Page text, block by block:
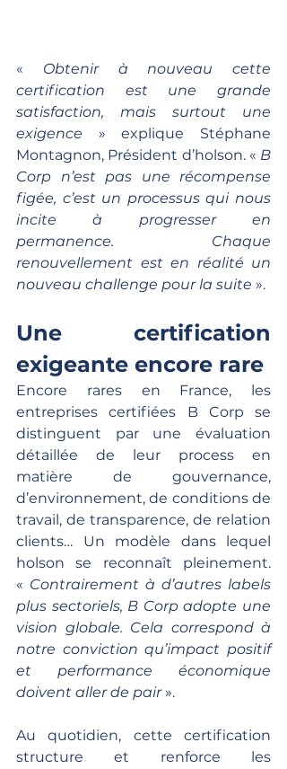
« Obtenir à nouveau cette
certification est une grande
satisfaction, mais surtout une
exigence » explique Stéphane
Montagnon, Président d’holson. « B
Corp n’est pas une récompense
figée, c’est un processus qui nous
incite à progresser en
permanence. Chaque
renouvellement est en réalité un
nouveau challenge pour la suite ».
Une certification
exigeante encore rare
Encore rares en France, les
entreprises certifiées B Corp se
distinguent par une évaluation
détaillée de leur process en
matière de gouvernance,
d’environnement, de conditions de
travail, de transparence, de relation
clients… Un modèle dans lequel
holson se reconnaît pleinement.
« Contrairement à d’autres labels
plus sectoriels, B Corp adopte une
vision globale. Cela correspond à
notre conviction qu’impact positif
et performance économique
doivent aller de pair ».
Au quotidien, cette certification
structure et renforce les